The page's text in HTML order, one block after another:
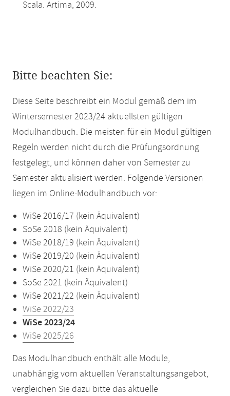
Scala. Artima, 2009.
Bitte beachten Sie:
Diese Seite beschreibt ein Modul gemäß dem im
Wintersemester 2023/24 aktuellsten gültigen
Modulhandbuch. Die meisten für ein Modul gültigen
Regeln werden nicht durch die Prüfungsordnung
festgelegt, und können daher von Semester zu
Semester aktualisiert werden. Folgende Versionen
liegen im Online-Modulhandbuch vor:
WiSe 2016/17 (kein Äquivalent)
SoSe 2018 (kein Äquivalent)
WiSe 2018/19 (kein Äquivalent)
WiSe 2019/20 (kein Äquivalent)
WiSe 2020/21 (kein Äquivalent)
SoSe 2021 (kein Äquivalent)
WiSe 2021/22 (kein Äquivalent)
WiSe 2022/23
WiSe 2023/24
WiSe 2025/26
Das Modulhandbuch enthält alle Module,
unabhängig vom aktuellen Veranstaltungsangebot,
vergleichen Sie dazu bitte das aktuelle